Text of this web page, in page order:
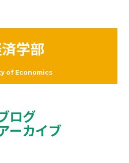
学部
of Economics
ログ
ーカイブ